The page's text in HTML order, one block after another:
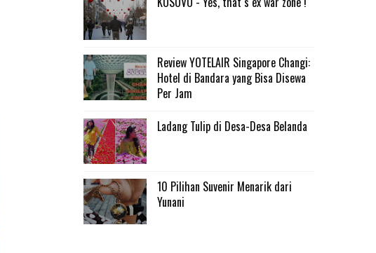
Review YOTELAIR Singapore Changi:
Hotel di Bandara yang Bisa Disewa
Per Jam
Ladang Tulip di Desa-Desa Belanda
10 Pilihan Suvenir Menarik dari
Yunani